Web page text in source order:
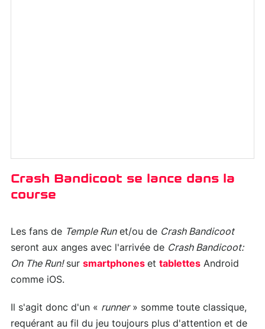
Crash Bandicoot se lance dans la
course
Les fans de Temple Runet/ou de Crash Bandicoot
seront aux anges avec l'arrivée de Crash Bandicoot:
On The Run!sur smartphones et tablettes Android
comme iOS.
Il s'agit donc d'un « runner» somme toute classique,
requérant au fil du jeu toujours plus d'attention et de